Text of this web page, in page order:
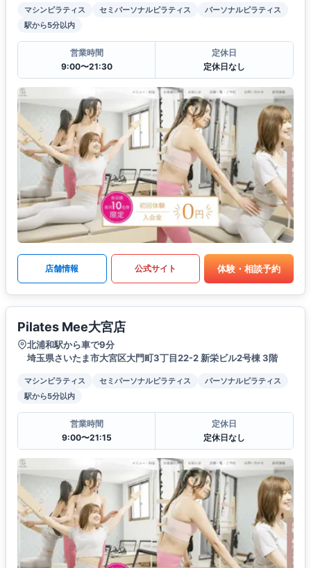
マシンピラティス セミパーソナルピラティス
パーソナルピラティス
駅から5分以内
営業時間
9:00〜21:30
定休日
定休日なし
店舗情報 公式サイト 体験・相談予約
Pilates Mee大宮店
北浦和駅から車で9分
埼玉県さいたま市大宮区大門町3丁目22-2 新栄ビル2号棟 3階
マシンピラティス セミパーソナルピラティス
パーソナルピラティス
駅から5分以内
営業時間
9:00〜21:15
定休日
定休日なし